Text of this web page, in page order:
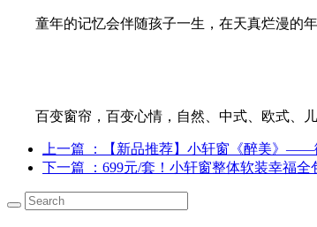
童年的记忆会伴随孩子一生，在天真烂漫的年
百变窗帘，百变心情，自然、中式、欧式、儿
上一篇
：【新品推荐】小轩窗《醉美》——
下一篇
：699元/套！小轩窗整体软装幸福全